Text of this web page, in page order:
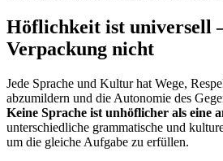
Höflichkeit ist universell
Verpackung nicht
Jede Sprache und Kultur hat Wege,
abzumildern und die Autonomie des
Keine Sprache ist unhöflicher als eine
unterschiedliche grammatische und
um die gleiche Aufgabe zu erfüllen.